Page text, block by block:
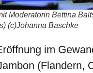
Moderatorin Bettina
(c)Johanna Baschke
im
(Flandern,